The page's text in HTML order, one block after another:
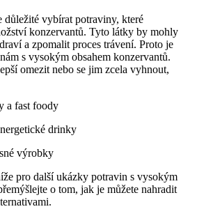
důležité vybírat potraviny, které
konzervantů. Tyto látky by mohly
a zpomalit proces trávení. Proto je
s vysokým obsahem konzervantů.
omezit nebo se jim zcela vyhnout,
a fast foody
drinky
výrobky
pro další ukázky potravin s vysokým
o tom, jak je můžete nahradit